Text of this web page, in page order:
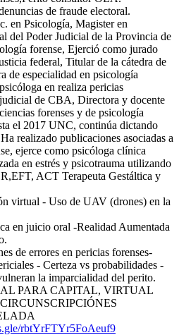
de fraude electoral.
Psicología, Magister en
del Poder Judicial de la Provincia de
forense, Ejerció como jurado
federal, Titular de la cátedra de
de especialidad en psicología
en realiza pericias
de CBA, Directora y docente
forenses y de psicología
el 2017 UNC, continúa dictando
realizado publicaciones asociadas a
ejerce como psicóloga clínica
en estrés y psicotrauma utilizando
ACT Terapeuta Gestáltica y
virtual - Uso de UAV (drones) en la
en juicio oral -Realidad Aumentada
de errores en pericias forenses-
- Certeza vs probabilidades -
la imparcialidad del perito.
PARA CAPITAL, VIRTUAL
rbtYrFTYr5FoAeuf9